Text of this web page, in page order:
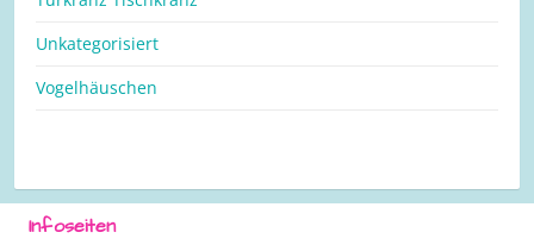
Unkategorisiert
Vogelhäuschen
Infoseiten